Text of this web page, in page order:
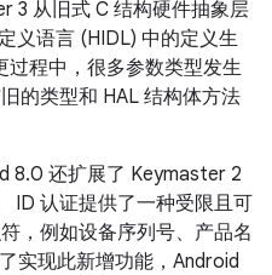
3 从旧式 C 结构硬件抽象层
义语言 (HIDL) 中的定义生
过程中，很多参数类型发生
的类型和 HAL 结构体方法
8.0 还扩展了 Keymaster 2
ID 认证提供了一种受限且可
，例如设备序列号、产品名
实现此新增功能，Android